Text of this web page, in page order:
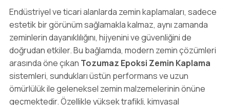
Endüstriyel ve ticari alanlarda zemin kaplamaları, sadece
estetik bir görünüm sağlamakla kalmaz, aynı zamanda
zeminlerin dayanıklılığını, hijyenini ve güvenliğini de
doğrudan etkiler. Bu bağlamda, modern zemin çözümleri
arasında öne çıkan Tozumaz Epoksi Zemin Kaplama
sistemleri, sundukları üstün performans ve uzun
ömürlülük ile geleneksel zemin malzemelerinin önüne
geçmektedir. Özellikle yüksek trafikli, kimyasal